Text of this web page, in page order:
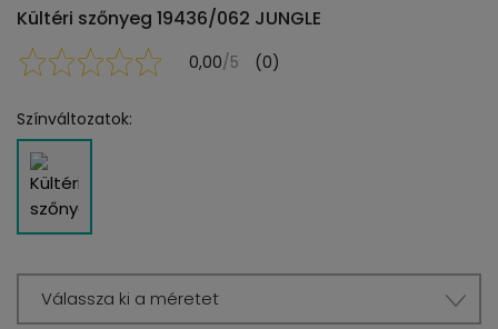
Kültéri szőnyeg 19436/062 JUNGLE
0,00/5 (0)
Színváltozatok:
Válassza ki a méretet